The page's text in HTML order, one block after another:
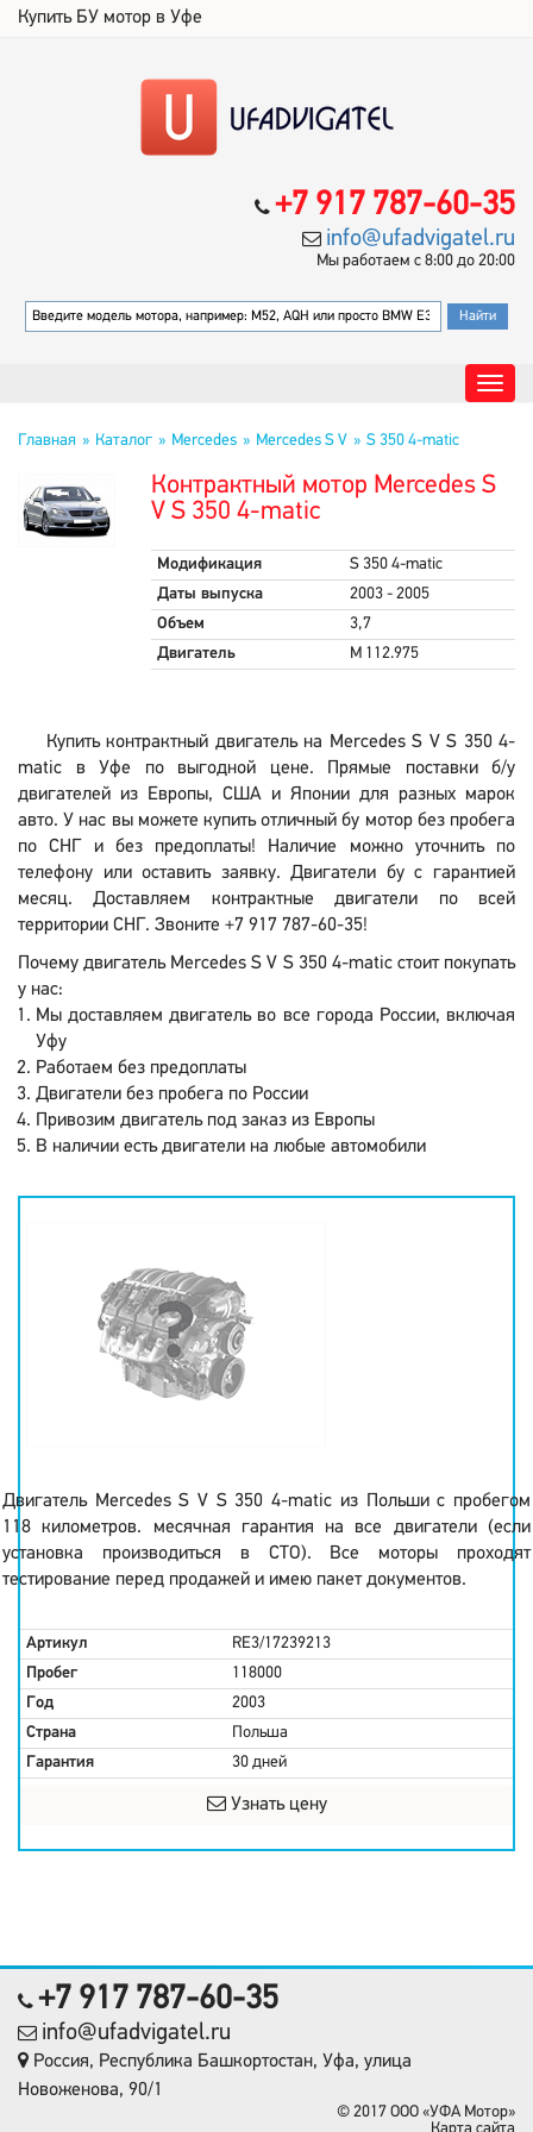
Купить БУ мотор в Уфе
+7 917 787-60-35
info@ufadvigatel.ru
Мы работаем с 8:00 до 20:00
Главная Каталог Mercedes Mercedes S V S 350 4-matic
Контрактный мотор Mercedes S
V S 350 4-matic
Модификация
S 350 4-matic
Даты выпуска
2003 - 2005
Объем
3,7
Двигатель
M 112.975
Купить контрактный двигатель на Mercedes S V S 350 4-
matic в Уфе по выгодной цене. Прямые поставки б/у
двигателей из Европы, США и Японии для разных марок
авто. У нас вы можете купить отличный бу мотор без пробега
по СНГ и без предоплаты! Наличие можно уточнить по
телефону или оставить заявку. Двигатели бу с гарантией
месяц. Доставляем контрактные двигатели по всей
территории СНГ. Звоните +7 917 787-60-35!
Почему двигатель Mercedes S V S 350 4-matic стоит покупать
у нас:
Мы доставляем двигатель во все города России, включая
Уфу
Работаем без предоплаты
Двигатели без пробега по России
Привозим двигатель под заказ из Европы
В наличии есть двигатели на любые автомобили
Двигатель Mercedes S V S 350 4-matic из Польши с пробегом
118 километров. месячная гарантия на все двигатели (если
установка производиться в СТО). Все моторы проходят
тестирование перед продажей и имею пакет документов.
Артикул
RE3/17239213
Пробег
118000
Год
2003
Страна
Польша
Гарантия
30 дней
Узнать цену
+7 917 787-60-35
info@ufadvigatel.ru
Россия, Республика Башкортостан, Уфа, улица
Новоженова, 90/1
© 2017 OOO «УФА Мотор»